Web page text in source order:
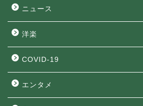
ニュース
洋楽
COVID-19
エンタメ